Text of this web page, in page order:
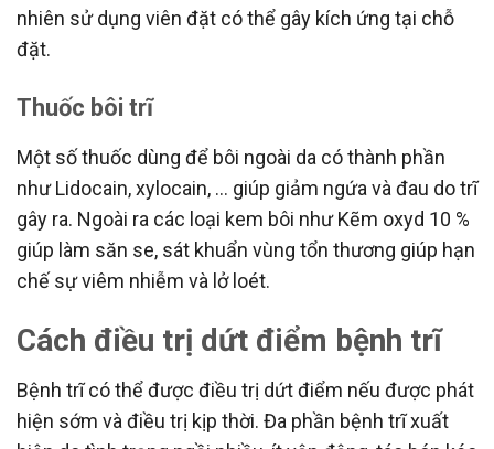
nhiên sử dụng viên đặt có thể gây kích ứng tại chỗ
đặt.
Thuốc bôi trĩ
Một số thuốc dùng để bôi ngoài da có thành phần
như Lidocain, xylocain, … giúp giảm ngứa và đau do trĩ
gây ra. Ngoài ra các loại kem bôi như Kẽm oxyd 10 %
giúp làm săn se, sát khuẩn vùng tổn thương giúp hạn
chế sự viêm nhiễm và lở loét.
Cách điều trị dứt điểm bệnh trĩ
Bệnh trĩ có thể được điều trị dứt điểm nếu được phát
hiện sớm và điều trị kịp thời. Đa phần bệnh trĩ xuất